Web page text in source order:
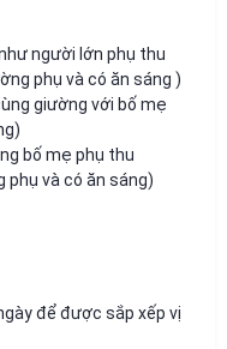
người lớn phụ thu
phụ và có ăn sáng )
giường với bố mẹ
bố mẹ phụ thu
phụ và có ăn sáng)
để được sắp xếp vị